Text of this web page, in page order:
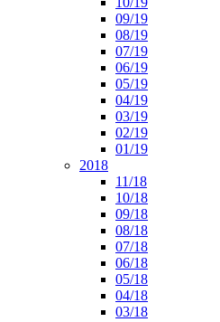
09/19
08/19
07/19
06/19
05/19
04/19
03/19
02/19
01/19
2018
11/18
10/18
09/18
08/18
07/18
06/18
05/18
04/18
03/18